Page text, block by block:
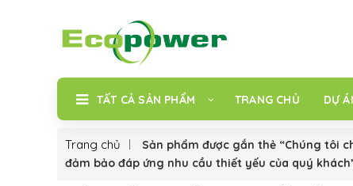
TẤT CẢ SẢN PHẨM TRANG CHỦ DỰ
Trang chủ
Sản phẩm được gắn thẻ “Chúng tôi
đảm bảo đáp ứng nhu cầu thiết yếu của quý